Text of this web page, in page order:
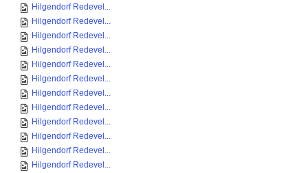
Hilgendorf Redevel...
Hilgendorf Redevel...
Hilgendorf Redevel...
Hilgendorf Redevel...
Hilgendorf Redevel...
Hilgendorf Redevel...
Hilgendorf Redevel...
Hilgendorf Redevel...
Hilgendorf Redevel...
Hilgendorf Redevel...
Hilgendorf Redevel...
Hilgendorf Redevel...